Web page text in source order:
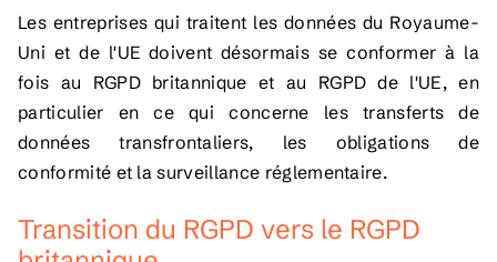
Les entreprises qui traitent les données du Royaume-
Uni et de l'UE doivent désormais se conformer à la
fois au RGPD britannique et au RGPD de l'UE, en
particulier en ce qui concerne les transferts de
données transfrontaliers, les obligations de
conformité et la surveillance réglementaire.
Transition du RGPD vers le RGPD